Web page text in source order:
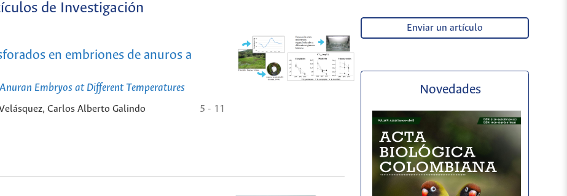
de Investigación
en embriones de anuros a
Embryos at Different Temperatures
Carlos Alberto Galindo
5 - 11
Enviar un artículo
Novedades